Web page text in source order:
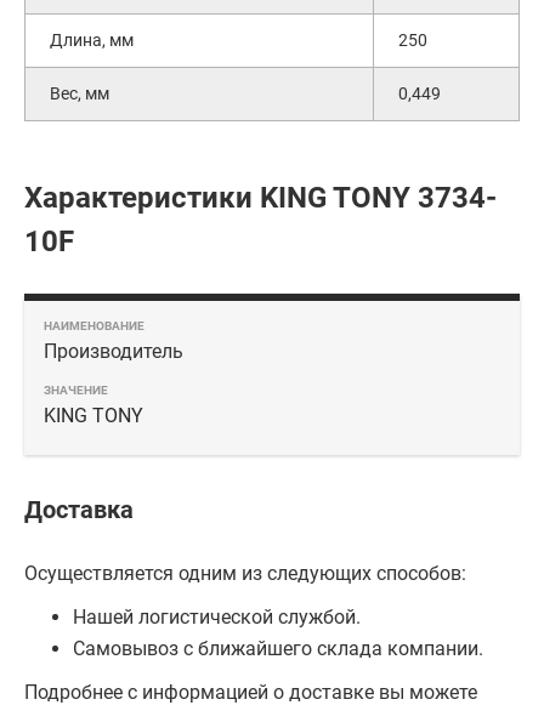
Длина, мм 250
Вес, мм 0,449
Характеристики KING TONY 3734-
10F
Производитель
KING TONY
Доставка
Осуществляется одним из следующих способов:
Нашей логистической службой.
Самовывоз с ближайшего склада компании.
Подробнее с информацией о доставке вы можете